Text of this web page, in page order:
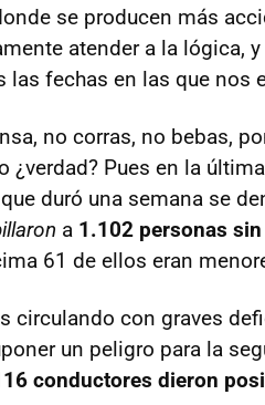
se producen más
atender a la lógica,
las fechas en las que nos
no corras, no bebas,
¿verdad? Pues en la
duró una semana se
a 1.102 personas
61 de ellos eran
circulando con graves
un peligro para la
conductores dieron